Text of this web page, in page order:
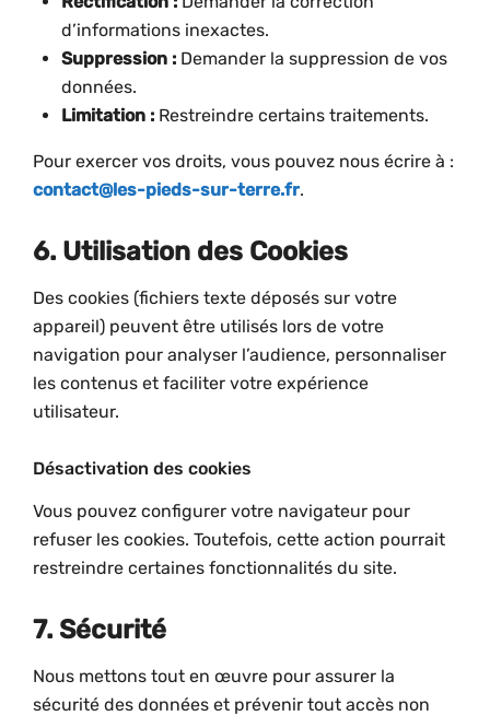
d’informations inexactes.
Suppression : Demander la suppression de vos
données.
Limitation : Restreindre certains traitements.
Pour exercer vos droits, vous pouvez nous écrire à :
contact@les-pieds-sur-terre.fr.
6. Utilisation des Cookies
Des cookies (fichiers texte déposés sur votre
appareil) peuvent être utilisés lors de votre
navigation pour analyser l’audience, personnaliser
les contenus et faciliter votre expérience
utilisateur.
Désactivation des cookies
Vous pouvez configurer votre navigateur pour
refuser les cookies. Toutefois, cette action pourrait
restreindre certaines fonctionnalités du site.
7. Sécurité
Nous mettons tout en œuvre pour assurer la
sécurité des données et prévenir tout accès non